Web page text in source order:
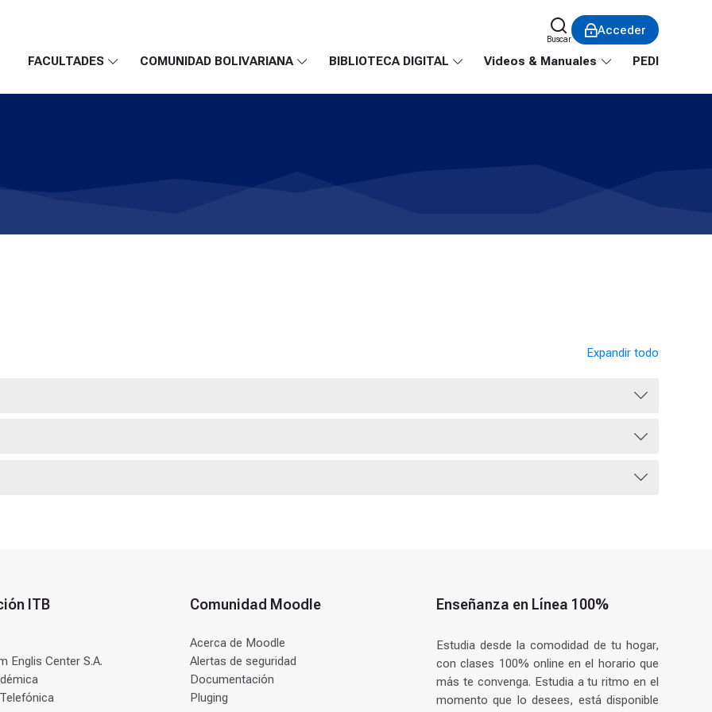
FACULTADES COMUNIDAD BOLIVARIANA BIBLIOTECA DIGITAL Videos & Manuales PEDI
Buscar
Acceder
Expandir todo
ITB
Englis Center S.A.
Comunidad Moodle
Acerca de Moodle
Alertas de seguridad
Documentación
Pluging
Enseñanza en Línea 100%
Estudia desde la comodidad de tu hogar,
con clases 100% online en el horario que
más te convenga. Estudia a tu ritmo en el
momento que lo desees, está disponible